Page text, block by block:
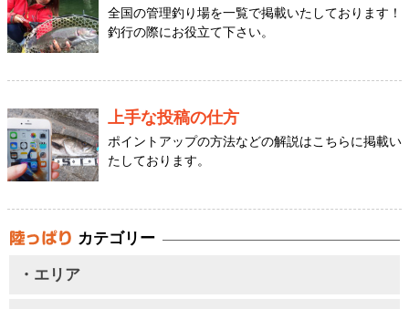
全国の管理釣り場を一覧で掲載いたしております！
釣行の際にお役立て下さい。
上手な投稿の仕方
ポイントアップの方法などの解説はこちらに掲載い
たしております。
カテゴリー
・エリア